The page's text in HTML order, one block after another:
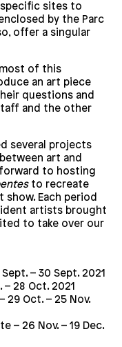
sites to
by the Parc
offer a singular
of this
an art piece
questions and
and the other
several projects
art and
to hosting
to recreate
Each period
artists brought
to take over our
– 30 Sept. 2021
– 28 Oct. 2021
29 Oct. – 25 Nov.
– 26 Nov. – 19 Dec.